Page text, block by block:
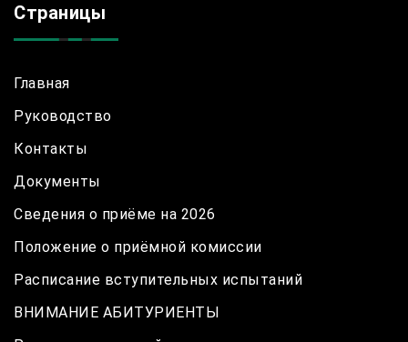
Страницы
Главная
Руководство
Контакты
Документы
Сведения о приёме на 2026
Положение о приёмной комиссии
Расписание вступительных испытаний
ВНИМАНИЕ АБИТУРИЕНТЫ